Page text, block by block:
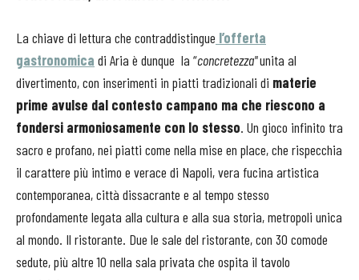
La chiave di lettura che contraddistingue l’offerta
gastronomica di Aria è dunque la “concretezza"unita al
divertimento, con inserimenti in piatti tradizionali di materie
prime avulse dal contesto campano ma che riescono a
fondersi armoniosamente con lo stesso. Un gioco infinito tra
sacro e profano, nei piatti come nella mise en place, che rispecchia
il carattere più intimo e verace di Napoli, vera fucina artistica
contemporanea, città dissacrante e al tempo stesso
profondamente legata alla cultura e alla sua storia, metropoli unica
al mondo. Il ristorante. Due le sale del ristorante, con 30 comode
sedute, più altre 10 nella sala privata che ospita il tavolo